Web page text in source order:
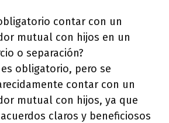
contar con un
mutual con hijos en un
o separación?
obligatorio, pero se
contar con un
mutual con hijos, ya que
claros y beneficiosos